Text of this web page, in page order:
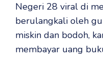
Negeri 28 viral di
berulangkali oleh
miskin dan bodoh,
membayar uang